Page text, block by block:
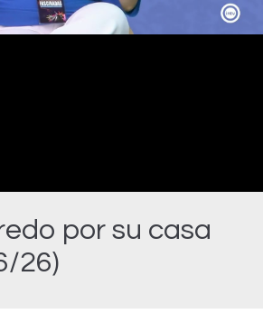
por su casa
26)
Video